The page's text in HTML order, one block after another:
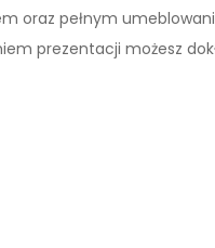
pełnym
prezentacji możesz